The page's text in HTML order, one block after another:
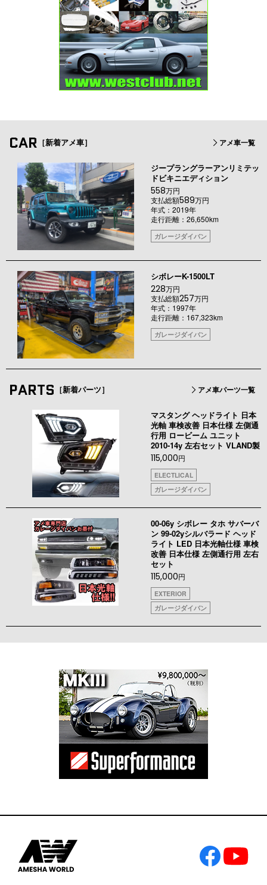
CAR ［新着アメ車］ アメ車一覧
ジープラングラーアンリミテッ
ドビキニエディション
558万円
支払総額589万円
年式：2019年
走行距離：26,650km
ガレージダイバン
シボレーK-1500LT
228万円
支払総額257万円
年式：1997年
走行距離：167,323km
ガレージダイバン
PARTS ［新着パーツ］ アメ車パーツ一覧
マスタング ヘッドライト 日本
光軸 車検改善 日本仕様 左側通
行用 ロービーム ユニット
2010-14y 左右セット VLAND製
115,000円
ELECTLICAL
ガレージダイバン
00-06y シボレー タホ サバーバ
ン 99-02yシルバラード ヘッド
ライト LED 日本光軸仕様 車検
改善 日本仕様 左側通行用 左右
セット
115,000円
EXTERIOR
ガレージダイバン